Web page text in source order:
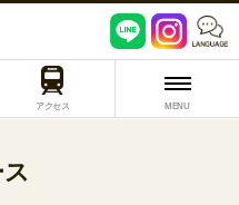
アクセス MENU